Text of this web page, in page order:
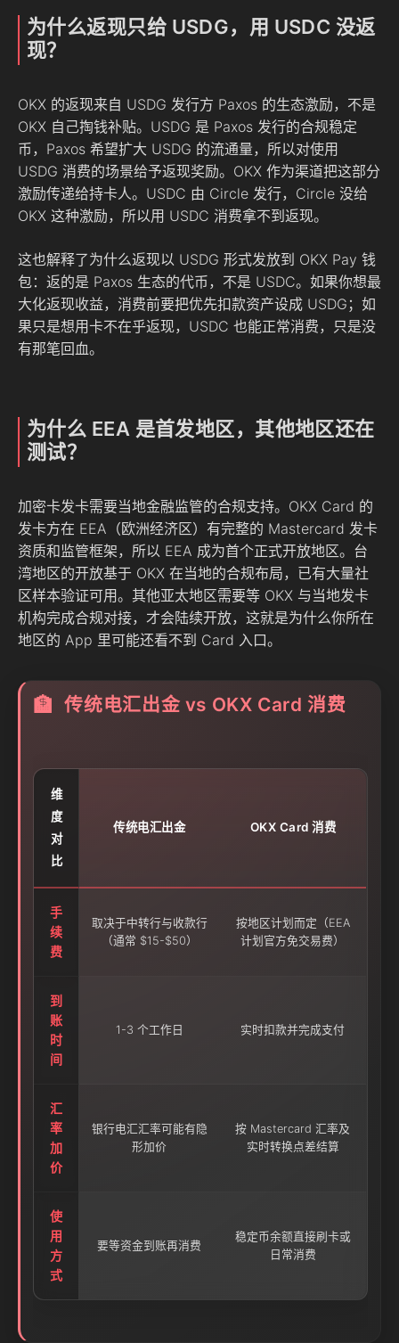
为什么返现只给 USDG，用 USDC 没返
现？
OKX 的返现来自 USDG 发行方 Paxos 的生态激励，不是
OKX 自己掏钱补贴。USDG 是 Paxos 发行的合规稳定
币，Paxos 希望扩大 USDG 的流通量，所以对使用
USDG 消费的场景给予返现奖励。OKX 作为渠道把这部分
激励传递给持卡人。USDC 由 Circle 发行，Circle 没给
OKX 这种激励，所以用 USDC 消费拿不到返现。
这也解释了为什么返现以 USDG 形式发放到 OKX Pay 钱
包：返的是 Paxos 生态的代币，不是 USDC。如果你想最
大化返现收益，消费前要把优先扣款资产设成 USDG；如
果只是想用卡不在乎返现，USDC 也能正常消费，只是没
有那笔回血。
为什么 EEA 是首发地区，其他地区还在
测试？
加密卡发卡需要当地金融监管的合规支持。OKX Card 的
发卡方在 EEA（欧洲经济区）有完整的 Mastercard 发卡
资质和监管框架，所以 EEA 成为首个正式开放地区。台
湾地区的开放基于 OKX 在当地的合规布局，已有大量社
区样本验证可用。其他亚太地区需要等 OKX 与当地发卡
机构完成合规对接，才会陆续开放，这就是为什么你所在
地区的 App 里可能还看不到 Card 入口。
🏦 传统电汇出金 vs OKX Card 消费
维
度
对
比
传统电汇出金 OKX Card 消费
手
续
费
取决于中转行与收款行
（通常 $15-$50）
按地区计划而定（EEA
计划官方免交易费）
到
账
时
间
1-3 个工作日 实时扣款并完成支付
汇
率
加
价
银行电汇汇率可能有隐
形加价
按 Mastercard 汇率及
实时转换点差结算
使
用
方
式
要等资金到账再消费
稳定币余额直接刷卡或
日常消费